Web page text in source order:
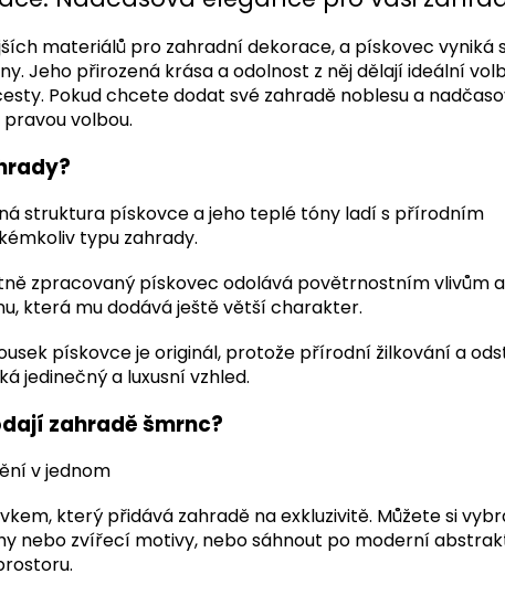
materiálů pro zahradní dekorace, a pískovec vyniká
Jeho přirozená krása a odolnost z něj dělají ideální
Pokud chcete dodat své zahradě noblesu a
volbou.
struktura pískovce a jeho teplé tóny ladí s přírodním
typu zahrady.
zpracovaný pískovec odolává povětrnostním vlivům a
která mu dodává ještě větší charakter.
pískovce je originál, protože přírodní žilkování a
jedinečný a luxusní vzhled.
zahradě šmrnc?
v jednom
který přidává zahradě na exkluzivitě. Můžete si
nebo zvířecí motivy, nebo sáhnout po moderní